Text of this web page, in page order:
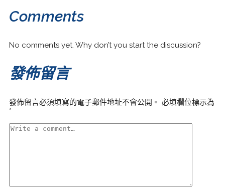
Comments
No comments yet. Why don’t you start the discussion?
發佈留言
發佈留言必須填寫的電子郵件地址不會公開。 必填欄位標示為
*